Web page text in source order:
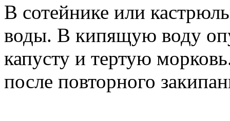
В сотейнике или
воды. В кипящую воду
капусту и тертую
после повторного